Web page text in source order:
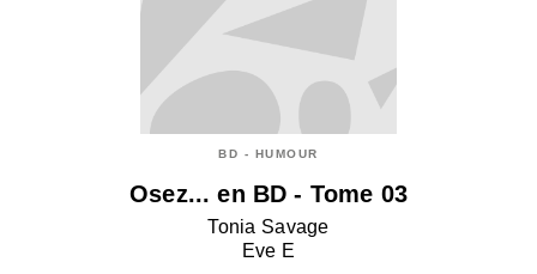
BD - HUMOUR
Osez... en BD - Tome 03
Tonia Savage
Eve E